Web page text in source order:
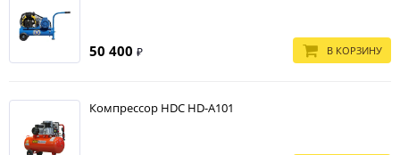
50 400 ₽ В КОРЗИНУ
Компрессор HDC HD-A101